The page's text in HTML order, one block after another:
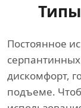
Типы
Постоянное
дискомфорт,
подъеме.